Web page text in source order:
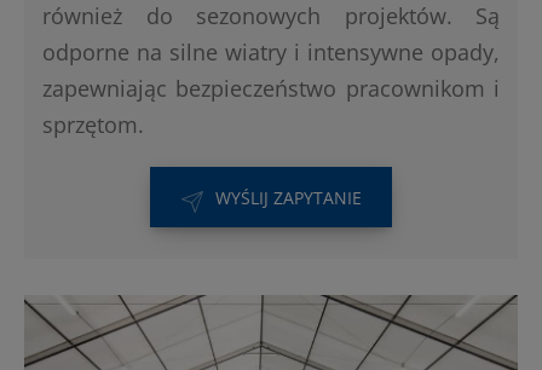
również do sezonowych projektów. Są
odporne na silne wiatry i intensywne opady,
zapewniając bezpieczeństwo pracownikom i
sprzętom.
WYŚLIJ ZAPYTANIE